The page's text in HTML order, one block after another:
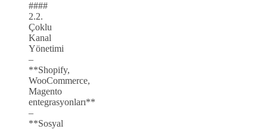
####
2.2.
Çoklu
Kanal
Yönetimi
–
**Shopify,
WooCommerce,
Magento
entegrasyonları**
–
**Sosyal